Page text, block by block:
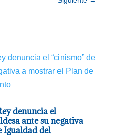
denuncia el
ante su negativa
Igualdad del